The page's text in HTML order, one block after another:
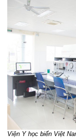
Viện Y học biển Việt